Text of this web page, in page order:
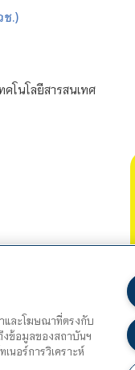
.)
โนโลยีสารสนเทศ
าและโฆษณาที่ตรงกับ
งข้อมูลของสถาบันฯ
นอร์การวิเคราะห์